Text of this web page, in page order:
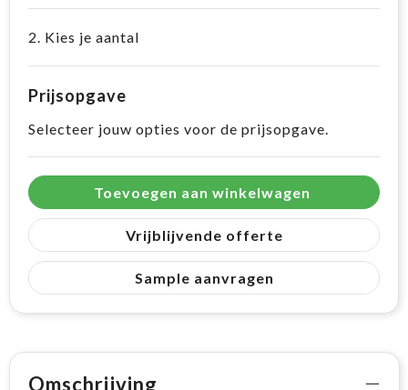
2. Kies je aantal
Prijsopgave
Selecteer jouw opties voor de prijsopgave.
Toevoegen aan winkelwagen
Vrijblijvende offerte
Sample aanvragen
Omschrijving